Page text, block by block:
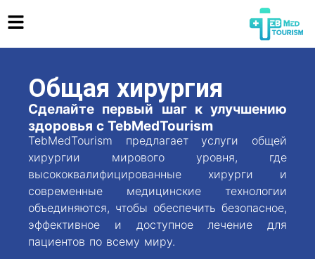
Общая хирургия
Сделайте первый шаг к улучшению
здоровья с TebMedTourism
TebMedTourism предлагает услуги общей
хирургии мирового уровня, где
высококвалифицированные хирурги и
современные медицинские технологии
объединяются, чтобы обеспечить безопасное,
эффективное и доступное лечение для
пациентов по всему миру.